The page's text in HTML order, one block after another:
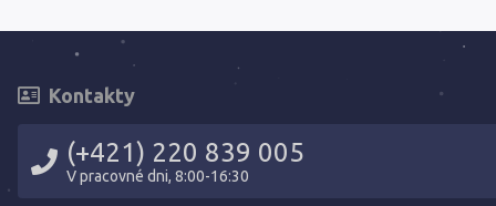
Kontakty
(+421) 220 839 005
V pracovné dni, 8:00-16:30